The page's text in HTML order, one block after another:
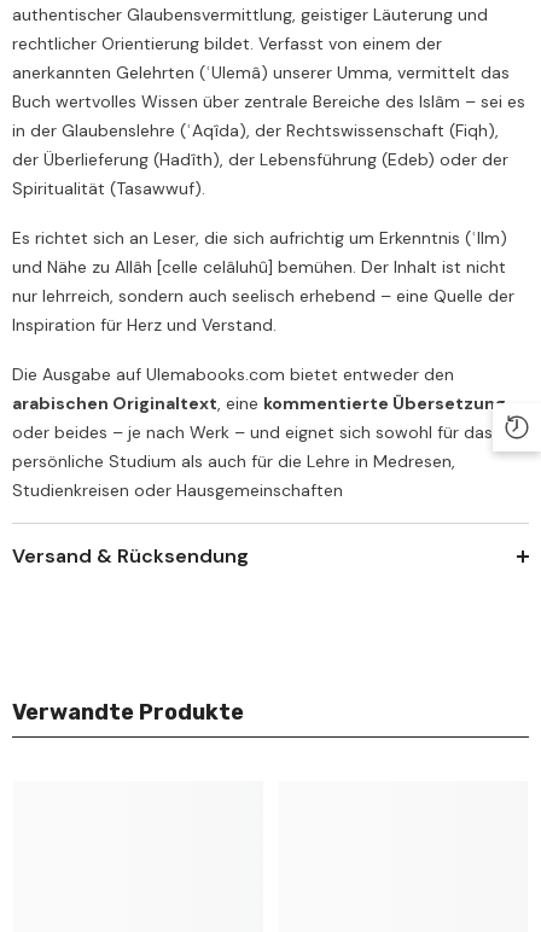
authentischer Glaubensvermittlung, geistiger Läuterung und
rechtlicher Orientierung bildet. Verfasst von einem der
anerkannten Gelehrten (ʿUlemâ) unserer Umma, vermittelt das
Buch wertvolles Wissen über zentrale Bereiche des Islâm – sei es
in der Glaubenslehre (ʿAqîda), der Rechtswissenschaft (Fiqh),
der Überlieferung (Hadîth), der Lebensführung (Edeb) oder der
Spiritualität (Tasawwuf).
Es richtet sich an Leser, die sich aufrichtig um Erkenntnis (ʿIlm)
und Nähe zu Allâh [celle celâluhû] bemühen. Der Inhalt ist nicht
nur lehrreich, sondern auch seelisch erhebend – eine Quelle der
Inspiration für Herz und Verstand.
Die Ausgabe auf Ulemabooks.com bietet entweder den
arabischen Originaltext, eine kommentierte Übersetzung
oder beides – je nach Werk – und eignet sich sowohl für das
persönliche Studium als auch für die Lehre in Medresen,
Studienkreisen oder Hausgemeinschaften
Versand & Rücksendung
Verwandte Produkte